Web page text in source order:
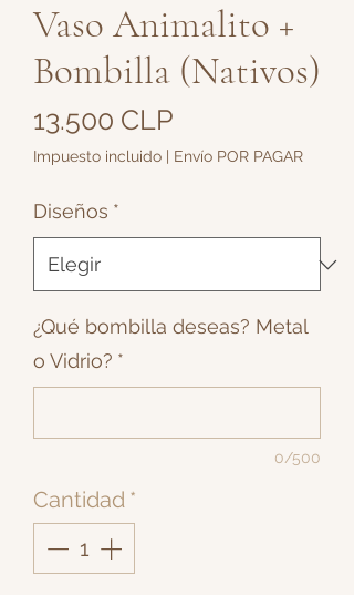
Vaso Animalito +
Bombilla (Nativos)
13.500 CLP
Impuesto incluido Envío POR PAGAR
Diseños *
¿Qué bombilla deseas? Metal
o Vidrio? *
0/500
Cantidad *